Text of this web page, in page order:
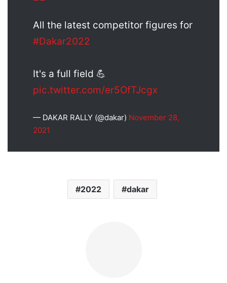
All the latest competitor figures for
#Dakar2022
It's a full field 💪
pic.twitter.com/er5OfTJcgx
— DAKAR RALLY (@dakar) November 28,
2021
2022 dakar